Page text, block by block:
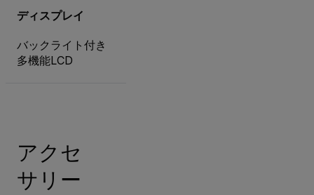
ディスプレイ
バックライト付き
多機能LCD
アクセ
サリー